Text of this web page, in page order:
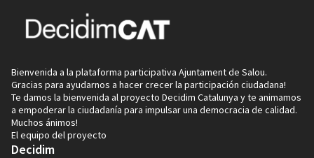
Bienvenida a la plataforma participativa Ajuntament de Salou.
Gracias para ayudarnos a hacer crecer la participación ciudadana!
Te damos la bienvenida al proyecto Decidim Catalunya y te animamos
a empoderar la ciudadanía para impulsar una democracia de calidad.
Muchos ánimos!
El equipo del proyecto
Decidim